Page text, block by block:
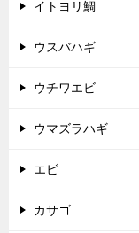
イトヨリ鯛
ウスバハギ
ウチワエビ
ウマズラハギ
エビ
カサゴ